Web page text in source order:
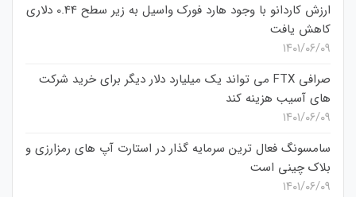
ارزش کاردانو با وجود هارد فورک واسیل به زیر سطح 0.44 دلاری
کاهش یافت
۱۴۰۱/۰۶/۰۹
صرافی FTX می تواند یک میلیارد دلار دیگر برای خرید شرکت
های آسیب هزینه کند
۱۴۰۱/۰۶/۰۹
سامسونگ فعال‌ ترین سرمایه‌ گذار در استارت‌ آپ‌ های رمزارزی و
بلاک چینی است
۱۴۰۱/۰۶/۰۹